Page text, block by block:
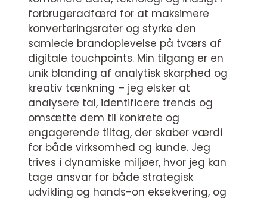
forbrugeradfærd for at maksimere
konverteringsrater og styrke den
samlede brandoplevelse på tværs af
digitale touchpoints. Min tilgang er en
unik blanding af analytisk skarphed og
kreativ tænkning – jeg elsker at
analysere tal, identificere trends og
omsætte dem til konkrete og
engagerende tiltag, der skaber værdi
for både virksomhed og kunde. Jeg
trives i dynamiske miljøer, hvor jeg kan
tage ansvar for både strategisk
udvikling og hands-on eksekvering, og